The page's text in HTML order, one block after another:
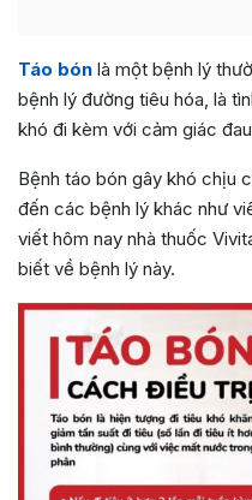
Táo bón là một bệnh lý
bệnh lý đường tiêu hóa, là
khó đi kèm với cảm giác
Bệnh táo bón gây khó chịu
đến các bệnh lý khác như
viết hôm nay nhà thuốc
biết về bệnh lý này.